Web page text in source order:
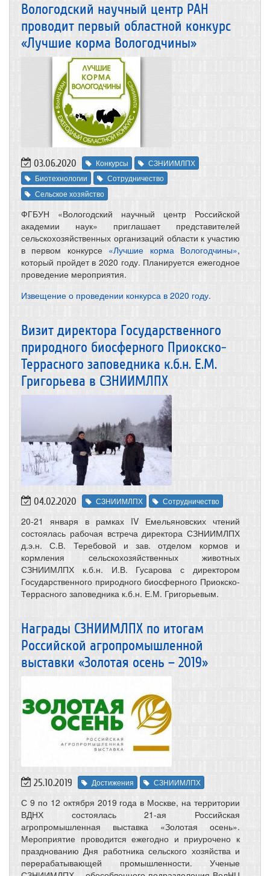
Вологодский научный центр РАН
проводит первый областной конкурс
«Лучшие корма Вологодчины»
03.06.2020 Конкурсы
СЗНИИМЛПХ
Биотехнологии
Сотрудничество
Сельское хозяйство
ФГБУН «Вологодский научный центр Российской
академии наук» приглашает представителей
сельскохозяйственных организаций области к участию
в первом конкурсе «Лучшие корма Вологодчины»,
который пройдет в 2020 году. Планируется ежегодное
проведение мероприятия.
Извещение о проведении конкурса в 2020 году.
Визит директора Государственного
природного биосферного Приокско-
Террасного заповедника к.б.н. Е.М.
Григорьева в СЗНИИМЛПХ
04.02.2020 СЗНИИМЛПХ Сотрудничество
20-21 января в рамках IV Емельяновских чтений
состоялась рабочая встреча директора СЗНИИМЛПХ
д.э.н. С.В. Теребовой и зав. отделом кормов и
кормления сельскохозяйственных животных
СЗНИИМЛПХ к.б.н. И.В. Гусарова с директором
Государственного природного биосферного Приокско-
Террасного заповедника к.б.н. Е.М. Григорьевым.
Награды СЗНИИМЛПХ по итогам
Российской агропромышленной
выставки «Золотая осень – 2019»
25.10.2019 Достижения СЗНИИМЛПХ
С 9 по 12 октября 2019 года в Москве, на территории
ВДНХ состоялась 21-ая Российская
агропромышленная выставка «Золотая осень».
Мероприятие проводится ежегодно и приурочено к
празднованию Дня работника сельского хозяйства и
перерабатывающей промышленности. Ученые